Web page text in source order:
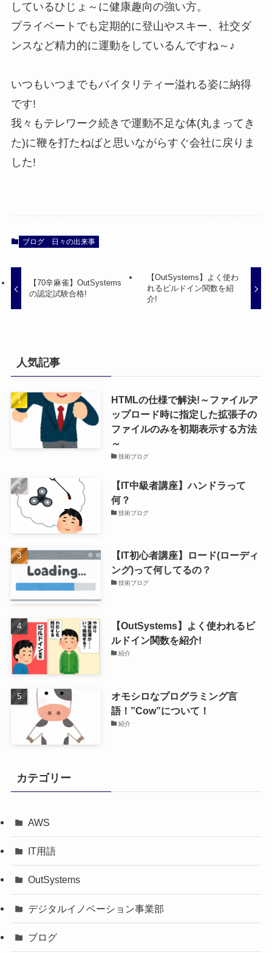
しているひじょ～に健康趣向の強い方。
プライベートでも定期的に登山やスキー、社交ダ
ンスなど精力的に運動をしているんですね～♪
いつもいつまでもバイタリティー溢れる姿に納得
です!
我々もテレワーク続きで運動不足な体(丸まってき
た)に鞭を打たねばと思いながらすぐ会社に戻りま
した!
ブログ 日々の出来事
【70辛麻雀】OutSystems
の認定試験合格!
【OutSystems】よく使わ
れるビルドイン関数を紹
介!
人気記事
HTMLの仕様で解決!～ファイルア
ップロード時に指定した拡張子の
ファイルのみを初期表示する方法
～
技術ブログ
【IT中級者講座】ハンドラって
何？
技術ブログ
【IT初心者講座】ロード(ローディ
ング)って何してるの？
技術ブログ
【OutSystems】よく使われるビ
ルドイン関数を紹介!
紹介
オモシロなプログラミング言
語！”Cow”について！
紹介
カテゴリー
AWS
IT用語
OutSystems
デジタルイノベーション事業部
ブログ